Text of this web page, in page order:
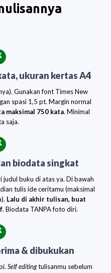
ukuran kertas A4
Gunakan font Times New
spasi 1,5 pt. Margin normal
maksimal 750 kata. Minimal
saja.
biodata singkat
buku di atas ya. Di bawah
tulis ide ceritamu (maksimal
Lalu di akhir tulisan, buat
. Biodata TANPA foto diri.
& dibukukan
Self editingtulisanmu sebelum